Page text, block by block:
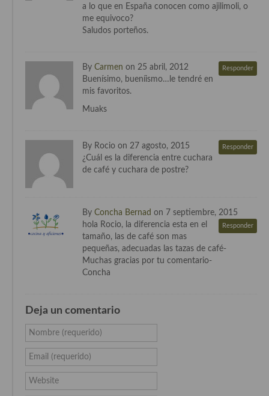
Cocina Azerí (Azerbaiyán)
Cocina de Egipto
Cocina Oriental
Cocina Tailandesa
Cocina Vietnamita
Cocina camboyana
Cocina HIndú
Cocina China
Cocina del Pacifico
Cocina filipina
a lo que en España conocen como ajilimoli, o
me equivoco?
Saludos porteños.
By Carmen on 25 abril, 2012 Responder
Buenísimo, bueníismo…le tendré en
mis favoritos.
Muaks
By Rocio on 27 agosto, 2015 Responder
¿Cuál es la diferencia entre cuchara
de café y cuchara de postre?
By Concha Bernad on 7 septiembre, 2015
Responder
hola Rocio, la diferencia esta en el
tamaño, las de café son mas
pequeñas, adecuadas las tazas de café-
Muchas gracias por tu comentario-
Concha
Deja un comentario
Nombre (requerido)
Email (requerido)
Website